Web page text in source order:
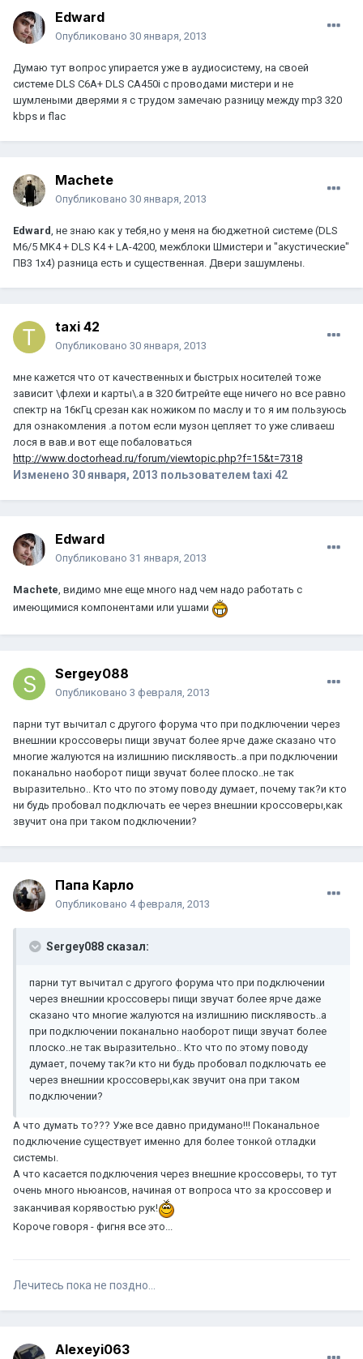
Edward
Опубликовано 30 января, 2013
Думаю тут вопрос упирается уже в аудиосистему, на своей
системе DLS C6A+ DLS CA450i с проводами мистери и не
шумлеными дверями я с трудом замечаю разницу между mp3 320
kbps и flac
Machete
Опубликовано 30 января, 2013
Edward, не знаю как у тебя,но у меня на бюджетной системе (DLS
M6/5 MK4 + DLS K4 + LA-4200, межблоки Шмистери и "акустические"
ПВ3 1х4) разница есть и существенная. Двери зашумлены.
taxi 42
Опубликовано 30 января, 2013
мне кажется что от качественных и быстрых носителей тоже
зависит \флехи и карты\.а в 320 битрейте еще ничего но все равно
спектр на 16кГц срезан как ножиком по маслу и то я им пользуюсь
для ознакомления .а потом если музон цепляет то уже сливаеш
лося в вав.и вот еще побаловаться
http://www.doctorhead.ru/forum/viewtopic.php?f=15&t=7318
Изменено 30 января, 2013 пользователем taxi 42
Edward
Опубликовано 31 января, 2013
Machete, видимо мне еще много над чем надо работать с
имеющимися компонентами или ушами
Sergey088
Опубликовано 3 февраля, 2013
парни тут вычитал с другого форума что при подключении через
внешнии кроссоверы пищи звучат более ярче даже сказано что
многие жалуются на излишнию писклявость..а при подключении
поканально наоборот пищи звучат более плоско..не так
выразительно.. Кто что по этому поводу думает, почему так?и кто
ни будь пробовал подключать ее через внешнии кроссоверы,как
звучит она при таком подключении?
Папа Карло
Опубликовано 4 февраля, 2013
Sergey088 сказал:
парни тут вычитал с другого форума что при подключении
через внешнии кроссоверы пищи звучат более ярче даже
сказано что многие жалуются на излишнию писклявость..а
при подключении поканально наоборот пищи звучат более
плоско..не так выразительно.. Кто что по этому поводу
думает, почему так?и кто ни будь пробовал подключать ее
через внешнии кроссоверы,как звучит она при таком
подключении?
А что думать то??? Уже все давно придумано!!! Поканальное
подключение существует именно для более тонкой отладки
системы.
А что касается подключения через внешние кроссоверы, то тут
очень много ньюансов, начиная от вопроса что за кроссовер и
заканчивая корявостью рук!
Короче говоря - фигня все это...
Лечитесь пока не поздно...
Alexeyi063